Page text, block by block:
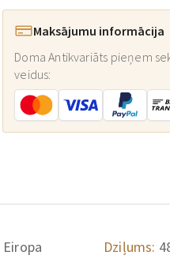
Maksājumu informācija
Doma Antikvariāts pieņem
veidus:
Eiropa
Dziļums: